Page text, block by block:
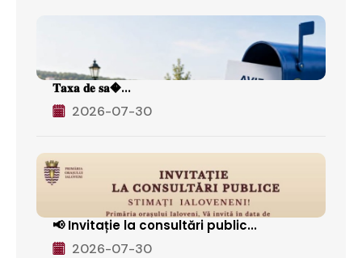
𝐓𝐚𝐱𝐚 𝐝𝐞 𝐬𝐚�...
2026-07-30
📢 Invitație la consultări public...
2026-07-30